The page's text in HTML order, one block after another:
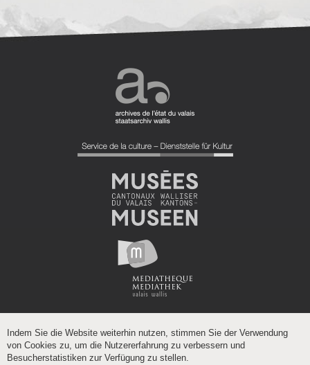
Indem Sie die Website weiterhin nutzen, stimmen Sie der Verwendung
von Cookies zu, um die Nutzererfahrung zu verbessern und
Besucherstatistiken zur Verfügung zu stellen.